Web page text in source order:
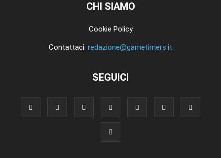
CHI SIAMO
Cookie Policy
Contattaci: redazione@gametimers.it
SEGUICI